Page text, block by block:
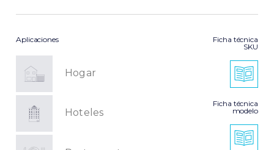
Aplicaciones
Hogar
Hoteles
Ficha técnica
SKU
Ficha técnica
modelo